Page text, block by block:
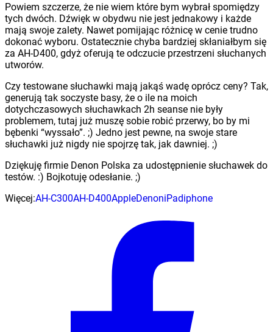
Powiem szczerze, że nie wiem które bym wybrał spomiędzy
tych dwóch. Dźwięk w obydwu nie jest jednakowy i każde
mają swoje zalety. Nawet pomijając różnicę w cenie trudno
dokonać wyboru. Ostatecznie chyba bardziej skłaniałbym się
za AH-D400, gdyż oferują te odczucie przestrzeni słuchanych
utworów.
Czy testowane słuchawki mają jakąś wadę oprócz ceny? Tak,
generują tak soczyste basy, że o ile na moich
dotychczasowych słuchawkach 2h seanse nie były
problemem, tutaj już muszę sobie robić przerwy, bo by mi
bębenki “wyssało”. ;) Jedno jest pewne, na swoje stare
słuchawki już nigdy nie spojrzę tak, jak dawniej. ;)
Dziękuję firmie Denon Polska za udostępnienie słuchawek do
testów. :) Bojkotuję odesłanie. ;)
Więcej:AH-C300AH-D400AppleDenoniPadiphone